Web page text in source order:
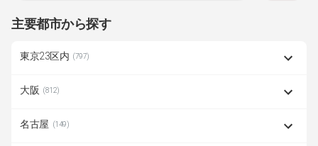
主要都市から探す
東京23区内 (797)
大阪 (812)
名古屋 (149)